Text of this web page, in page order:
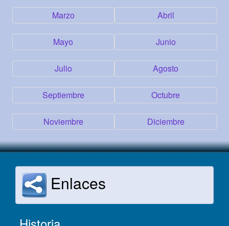
Marzo Abril
Mayo Junio
Julio Agosto
Septiembre Octubre
Noviembre Diciembre
Enlaces